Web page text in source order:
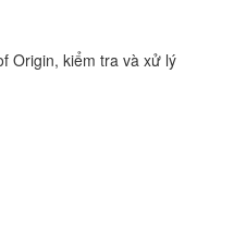
Origin, kiểm tra và xử lý